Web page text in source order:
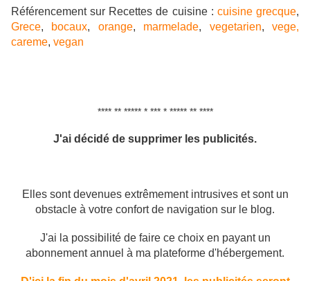
Référencement sur Recettes de cuisine : cuisine grecque,
Grece, bocaux, orange, marmelade, vegetarien,vege,
careme, vegan
**** ** ***** * *** * ***** ** ****
J'ai décidé de supprimer les publicités.
Elles sont devenues extrêmement intrusives et sont un
obstacle à votre confort de navigation sur le blog.
J'ai la possibilité de faire ce choix en payant un
abonnement annuel à ma plateforme d'hébergement.